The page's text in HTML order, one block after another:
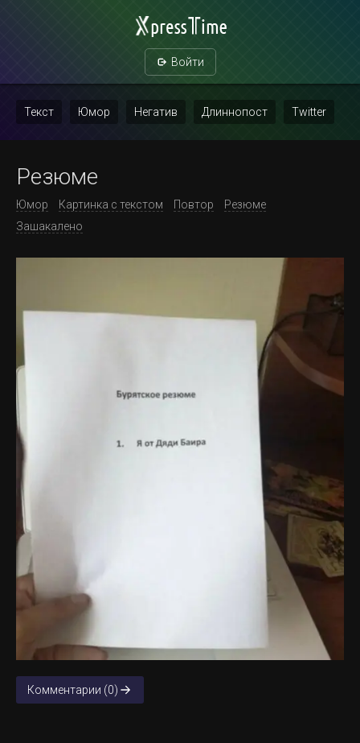
Войти
Текст Юмор Негатив Длиннопост Twitter
Резюме
Юмор Картинка с текстом Повтор
Резюме
Зашакалено
Комментарии (0)